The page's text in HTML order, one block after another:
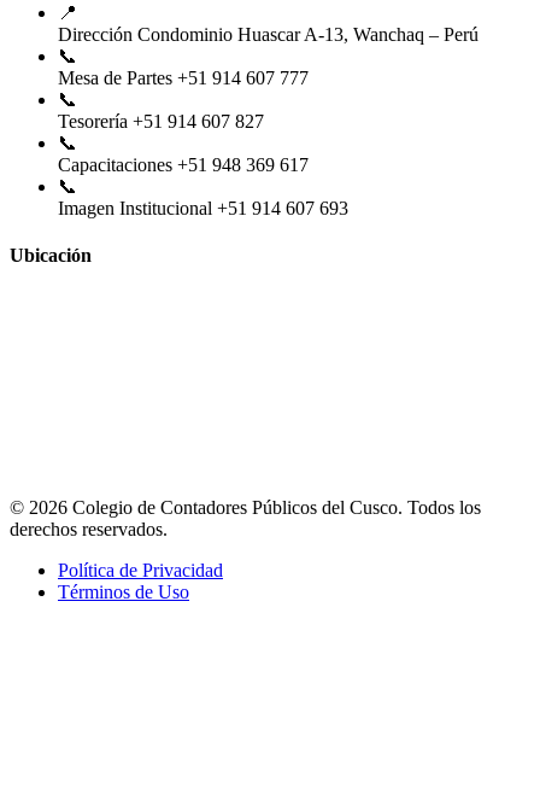
📍
Dirección Condominio Huascar A-13, Wanchaq – Perú
📞
Mesa de Partes +51 914 607 777
📞
Tesorería +51 914 607 827
📞
Capacitaciones +51 948 369 617
📞
Imagen Institucional +51 914 607 693
Ubicación
© 2026 Colegio de Contadores Públicos del Cusco. Todos los
derechos reservados.
Política de Privacidad
Términos de Uso